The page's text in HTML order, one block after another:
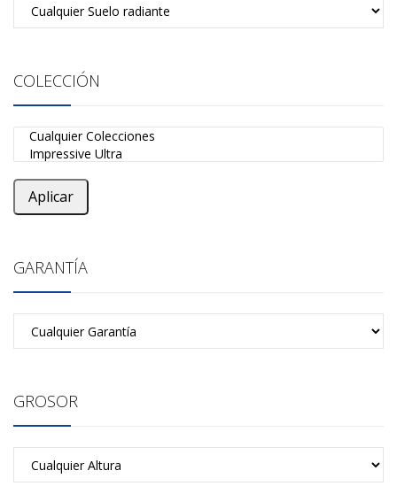
COLECCIÓN
Aplicar
GARANTÍA
GROSOR